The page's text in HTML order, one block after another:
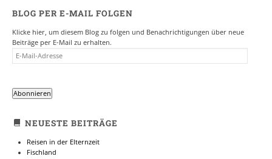
BLOG PER E-MAIL FOLGEN
Klicke hier, um diesem Blog zu folgen und Benachrichtigungen über neue
Beiträge per E-Mail zu erhalten.
E-
MAIL-
Abonnieren
NEUESTE BEITRÄGE
Reisen in der Elternzeit
Fischland